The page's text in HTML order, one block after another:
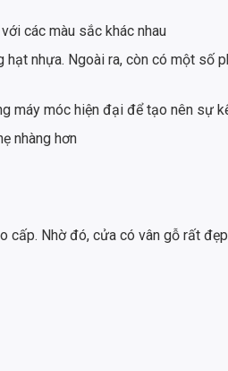
các màu sắc khác nhau
nhựa. Ngoài ra, còn có một số
móc hiện đại để tạo nên sự
nhàng hơn
Nhờ đó, cửa có vân gỗ rất